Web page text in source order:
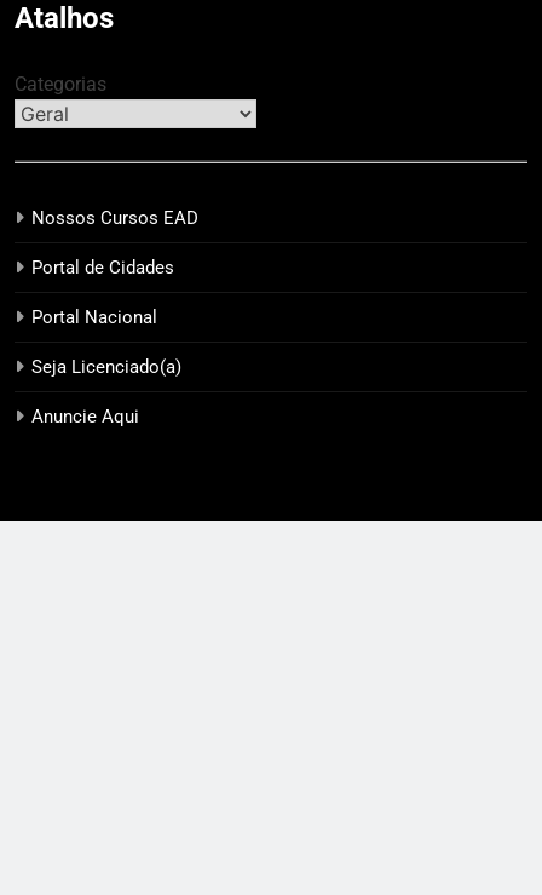
Atalhos
Categorias
Nossos Cursos EAD
Portal de Cidades
Portal Nacional
Seja Licenciado(a)
Anuncie Aqui